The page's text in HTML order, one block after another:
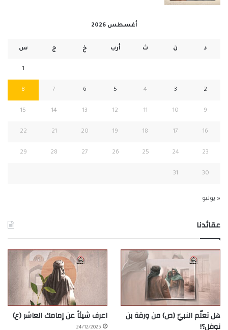
أغسطس 2026
د ن ث أرب خ ج س
1
2
3
4
5
6
7
8
9
10
11
12
13
14
15
16
17
18
19
20
21
22
23
24
25
26
27
28
29
30
31
« يوليو
عقائدنا
هل تعلّم النبيّ (ص) من ورقة بن
نوفل؟!
اعرف شيئاً عن إمامك العاشر (ع)
24/12/2025